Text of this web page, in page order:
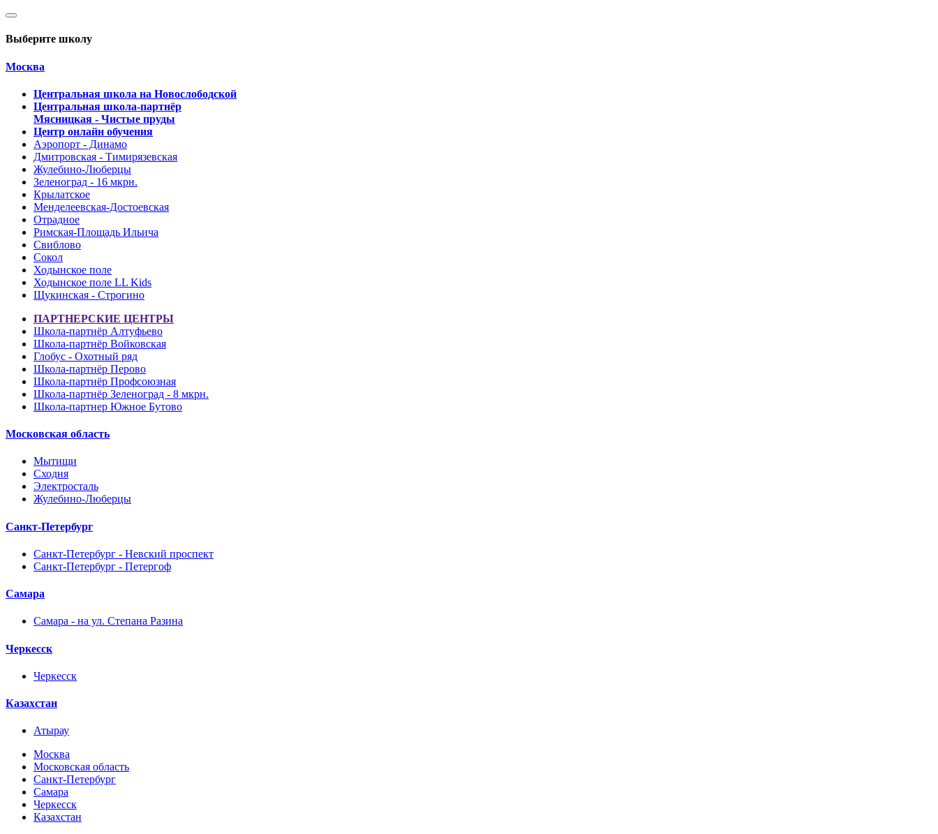
Выберите школу
Москва
Центральная школа на Новослободской
Центральная школа-партнёр
Мясницкая - Чистые пруды
Центр онлайн обучения
Аэропорт - Динамо
Дмитровская - Тимирязевская
Жулебино-Люберцы
Зеленоград - 16 мкрн.
Крылатское
Менделеевская-Достоевская
Отрадное
Римская-Площадь Ильича
Свиблово
Сокол
Ходынское поле
Ходынское поле LL Kids
Щукинская - Строгино
ПАРТНЕРСКИЕ ЦЕНТРЫ
Школа-партнёр Алтуфьево
Школа-партнёр Войковская
Глобус - Охотный ряд
Школа-партнёр Перово
Школа-партнёр Профсоюзная
Школа-партнёр Зеленоград - 8 мкрн.
Школа-партнер Южное Бутово
Московская область
Мытищи
Сходня
Электросталь
Жулебино-Люберцы
Санкт-Петербург
Санкт-Петербург - Невский проспект
Санкт-Петербург - Петергоф
Самара
Самара - на ул. Степана Разина
Черкесск
Черкесск
Казахстан
Атырау
Москва
Московская область
Санкт-Петербург
Самара
Черкесск
Казахстан